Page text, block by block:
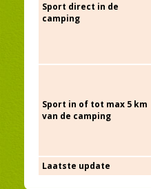
Sport direct in de
camping
Sport in of tot max 5 km
van de camping
Laatste update